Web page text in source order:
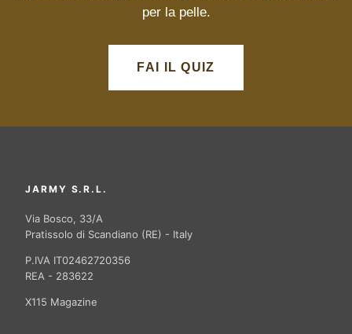
per la pelle.
FAI IL QUIZ
JARMY S.R.L.
Via Bosco, 33/A
Pratissolo di Scandiano (RE) - Italy
P.IVA IT02462720356
REA - 283622
X115 Magazine